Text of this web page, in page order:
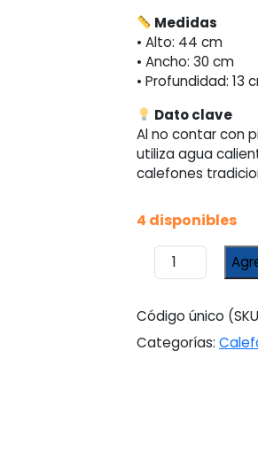
Medidas
• Alto: 44 cm
• Ancho: 30 cm
• Profundidad: 13
Dato clave
Al no contar con
utiliza agua
calefones
4 disponibles
Calefón
Bram
6
Sin
Código único
Categorías: